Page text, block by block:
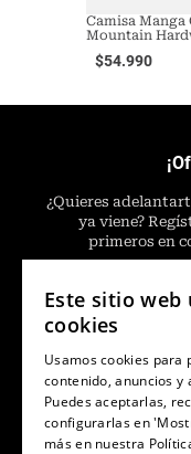
Camisa Manga
Mountain
$54.990
¿Quieres
ya viene?
primeros en
He leído y acepto
Marketing.*
Este sitio web
cookies
Usamos cookies para
contenido, anuncios y
Puedes aceptarlas,
configurarlas en
más en nuestra